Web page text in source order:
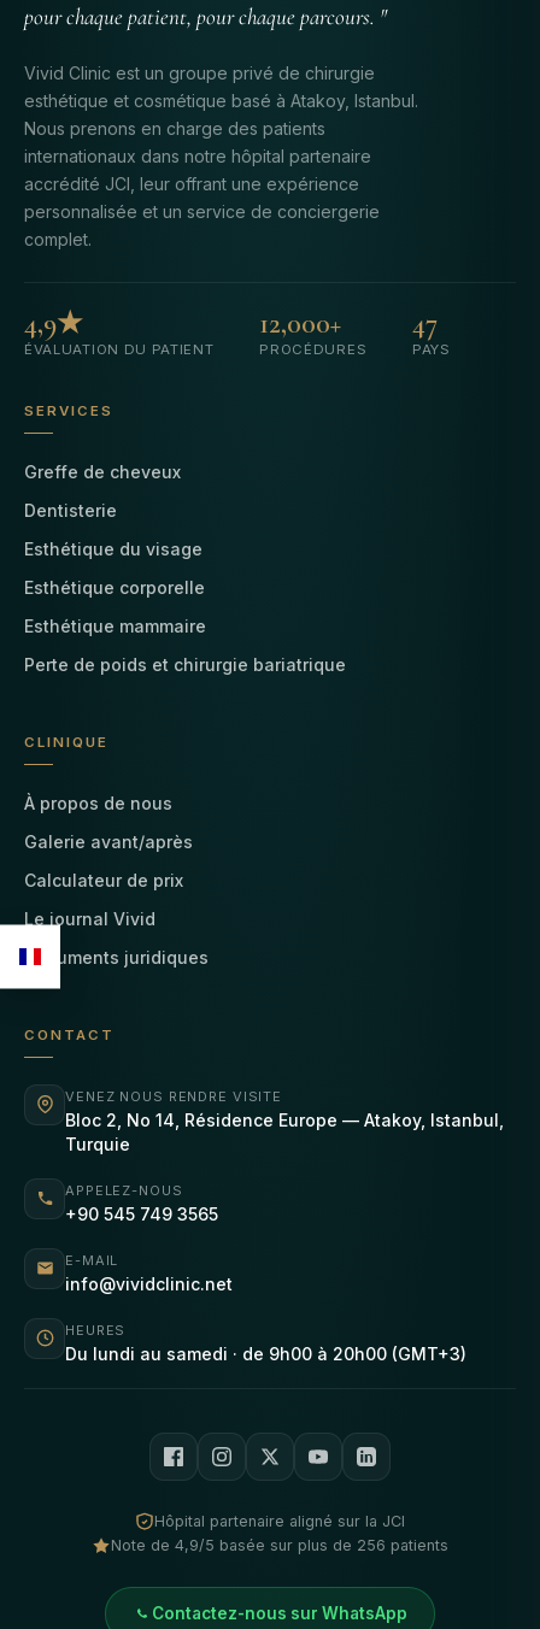
pour chaque patient, pour chaque parcours. "
Vivid Clinic est un groupe privé de chirurgie
esthétique et cosmétique basé à Atakoy, Istanbul.
Nous prenons en charge des patients
internationaux dans notre hôpital partenaire
accrédité JCI, leur offrant une expérience
personnalisée et un service de conciergerie
complet.
4,9★
ÉVALUATION DU PATIENT
12,000+
PROCÉDURES
47
PAYS
SERVICES
Greffe de cheveux
Dentisterie
Esthétique du visage
Esthétique corporelle
Esthétique mammaire
Perte de poids et chirurgie bariatrique
CLINIQUE
À propos de nous
Galerie avant/après
Calculateur de prix
Le journal Vivid
Documents juridiques
CONTACT
VENEZ NOUS RENDRE VISITE
Bloc 2, No 14, Résidence Europe — Atakoy, Istanbul,
Turquie
APPELEZ-NOUS
+90 545 749 3565
E-MAIL
info@vividclinic.net
HEURES
Du lundi au samedi · de 9h00 à 20h00 (GMT+3)
Hôpital partenaire aligné sur la JCI
Note de 4,9/5 basée sur plus de 256 patients
Contactez-nous sur WhatsApp